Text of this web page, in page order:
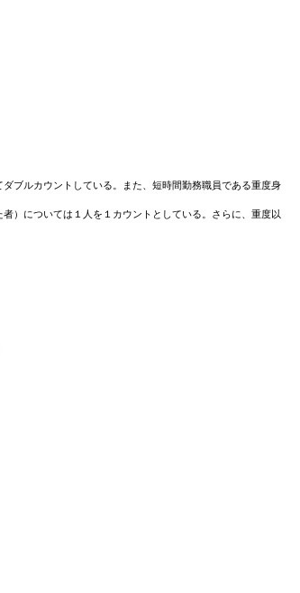
ブルカウントしている。また、短時間勤務職員である重度身
） については１人を１カウントとしている。さらに、重度以